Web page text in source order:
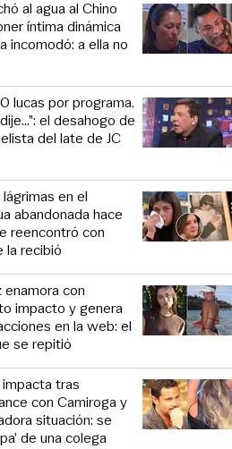
al agua al Chino
íntima dinámica
incomodó: a ella no
lucas por programa.
el desahogo de
del late de JC
en el
abandonada hace
reencontró con
la recibió
con
impacto y genera
en la web: el
se repitió
tras
con Camiroga y
situación: se
de una colega